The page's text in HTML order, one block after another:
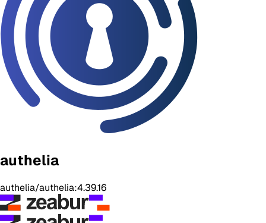
authelia
authelia/authelia:4.39.16